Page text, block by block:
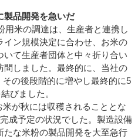
製品開発を急いだ
用米の調達は、生産者と連携し
ン規模決定に合わせ、お米の
て生産者団体と中々折り合い
しました。最終的に、当社の
の後段階的に増やし最終的に5
びました。
が秋には収穫されることとな
成予定の状況でした。製造設備
な米粉の製品開発を大至急行